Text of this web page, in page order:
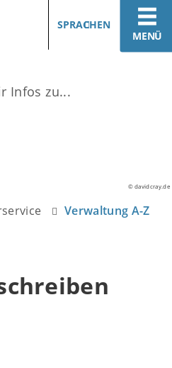
MENÜ
SPRACHEN
© davidcray.de
Verwaltung A-Z